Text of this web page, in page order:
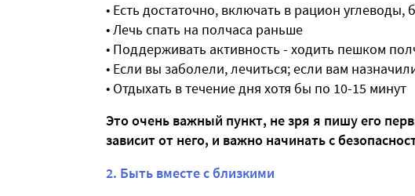
• Есть достаточно, включать в рацион
• Лечь спать на полчаса раньше
• Поддерживать активность - ходить пешком
• Если вы заболели, лечиться; если вам
• Отдыхать в течение дня хотя бы по 10-15 минут
Это очень важный пункт, не зря я пишу его
зависит от него, и важно начинать с
2. Быть вместе с близкими